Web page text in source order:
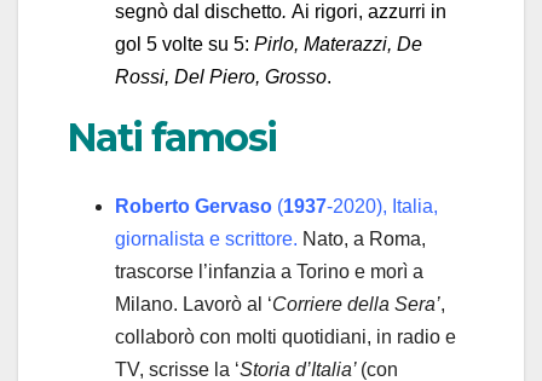
segnò dal dischetto. Ai rigori, azzurri in
gol 5 volte su 5: Pirlo, Materazzi, De
Rossi, Del Piero, Grosso.
Nati famosi
Roberto Gervaso (1937-2020), Italia,
giornalista e scrittore. Nato, a Roma,
trascorse l’infanzia a Torino e morì a
Milano. Lavorò al ‘Corriere della Sera’,
collaborò con molti quotidiani, in radio e
TV, scrisse la ‘Storia d’Italia’ (con